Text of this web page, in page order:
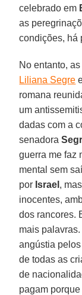
celebrado em
as
condições, há
No entanto,
Liliana Segre
romana
um
dadas com a
senadora
guerra me faz
mental sem
por Israel ,
inocentes,
dos rancores.
mais
angústia
de todas as
de
pagam